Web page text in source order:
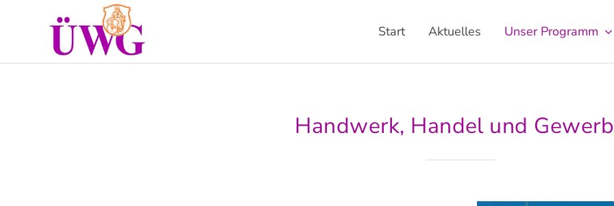
Start Aktuelles Unser Programm
Handwerk, Handel und